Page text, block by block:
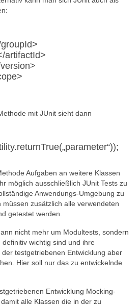
artifactId>
mit JUnit sieht dann
Aufgaben an weitere Klassen
möglich ausschließlich JUnit Tests zu
Anwendungs-Umgebung zu
müssen zusätzlich alle verwendeten
getestet werden.
nicht mehr um Modultests, sondern
wichtig sind und ihre
testgetriebenen Entwicklung aber
Hier soll nur das zu entwickelnde
Entwicklung Mocking-
alle Klassen die in der zu